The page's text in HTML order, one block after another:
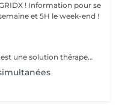
pour se
et 5H le week-end !
La cryothérapie corps entier (CCE) est une solution thérapeutique non médicamenteuse par le froid. Elle utilise l'action du froid en produisant un effet antalgique et anti-inflammatoire sur tout le corps dans de nombreux domaines : médical, sportif, bien-être et esthétique.